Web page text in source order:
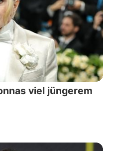
viel jüngerem